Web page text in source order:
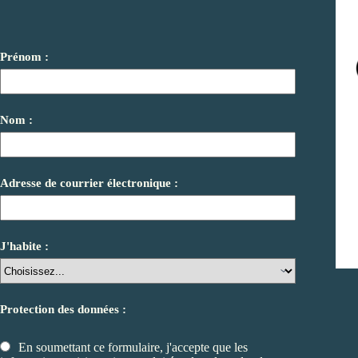
Prénom :
Nom :
Adresse de courrier électronique :
J'habite :
Protection des données :
En soumettant ce formulaire, j'accepte que les